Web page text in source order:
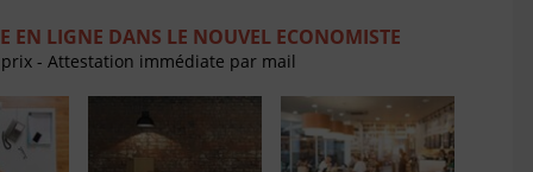
EN LIGNE DANS LE NOUVEL ECONOMISTE
- Attestation immédiate par mail